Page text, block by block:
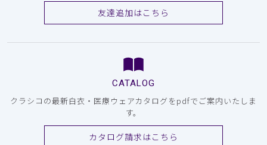
友達追加はこちら
CATALOG
クラシコの最新白衣・医療ウェアカタログをpdfでご案内いたしま
す。
カタログ請求はこちら